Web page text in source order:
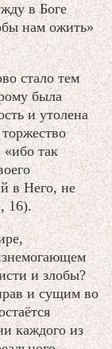
в Боге
нам ожить»
стало тем
была
и утолена
так
в Него, не
16).
и злобы?
и сущим во
каждого из